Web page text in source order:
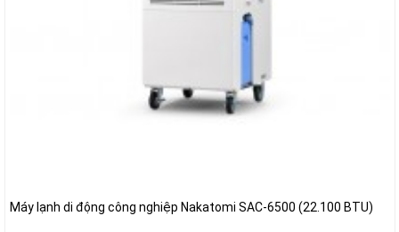
Máy lạnh di động công nghiệp Nakatomi SAC-6500 (22.100 BTU)